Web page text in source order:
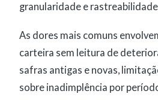
granularidade e
As dores mais comuns
carteira sem leitura de
safras antigas e novas,
sobre inadimplência por